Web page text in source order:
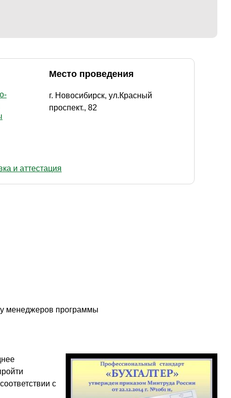
Место проведения
г. Новосибирск, ул.Красный
проспект., 82
и аттестация
менеджеров программы
с